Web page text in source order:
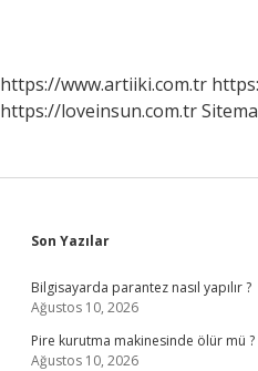
https://www.artiiki.com.tr
https://loveinsun.com.tr
Sidebar
Son Yazılar
Bilgisayarda parantez nasıl yapılır ?
Ağustos 10, 2026
Pire kurutma makinesinde ölür mü ?
Ağustos 10, 2026